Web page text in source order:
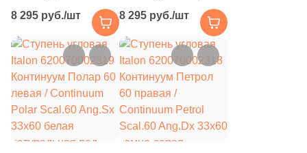
60 левая / Continuum
Silver Scal.60 Ang.Sx
33x60 светло-серая
натуральная под
бетон
8 295 руб./шт
левая / Continuum
Pure Scal.60 Ang.Sx
33x60 бежевая
натуральная под
бетон
8 295 руб./шт